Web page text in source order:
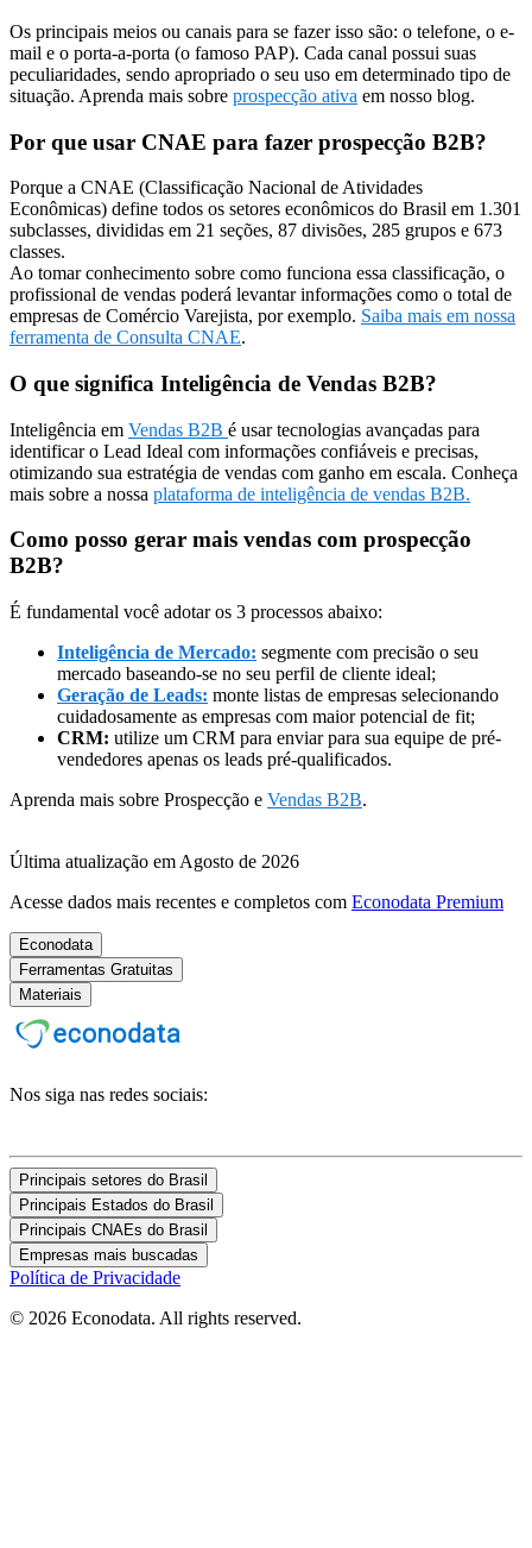
Os principais meios ou canais para se fazer isso são: o telefone, o e-
mail e o porta-a-porta (o famoso PAP). Cada canal possui suas
peculiaridades, sendo apropriado o seu uso em determinado tipo de
situação. Aprenda mais sobre prospecção ativa em nosso blog.
Por que usar CNAE para fazer prospecção B2B?
Porque a CNAE (Classificação Nacional de Atividades
Econômicas) define todos os setores econômicos do Brasil em 1.301
subclasses, divididas em 21 seções, 87 divisões, 285 grupos e 673
classes.
Ao tomar conhecimento sobre como funciona essa classificação, o
profissional de vendas poderá levantar informações como o total de
empresas de Comércio Varejista, por exemplo. Saiba mais em nossa
ferramenta de Consulta CNAE.
O que significa Inteligência de Vendas B2B?
Inteligência em Vendas B2B é usar tecnologias avançadas para
identificar o Lead Ideal com informações confiáveis e precisas,
otimizando sua estratégia de vendas com ganho em escala. Conheça
mais sobre a nossa plataforma de inteligência de vendas B2B.
Como posso gerar mais vendas com prospecção
B2B?
É fundamental você adotar os 3 processos abaixo:
Inteligência de Mercado: segmente com precisão o seu
mercado baseando-se no seu perfil de cliente ideal;
Geração de Leads: monte listas de empresas selecionando
cuidadosamente as empresas com maior potencial de fit;
CRM: utilize um CRM para enviar para sua equipe de pré-
vendedores apenas os leads pré-qualificados.
Aprenda mais sobre Prospecção e Vendas B2B.
Última atualização em Agosto de 2026
Acesse dados mais recentes e completos com Econodata Premium
Econodata
Ferramentas Gratuitas
Materiais
Nos siga nas redes sociais:
Principais setores do Brasil
Principais Estados do Brasil
Principais CNAEs do Brasil
Empresas mais buscadas
Política de Privacidade
© 2026 Econodata. All rights reserved.